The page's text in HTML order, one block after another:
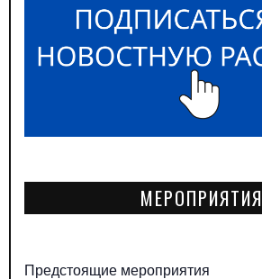
МЕРОПРИЯТИЯ
Предстоящие мероприятия